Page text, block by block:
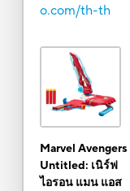
o.com/th-th
Marvel Avengers
Untitled: เนิร์ฟ
ไอรอน แมน แอส